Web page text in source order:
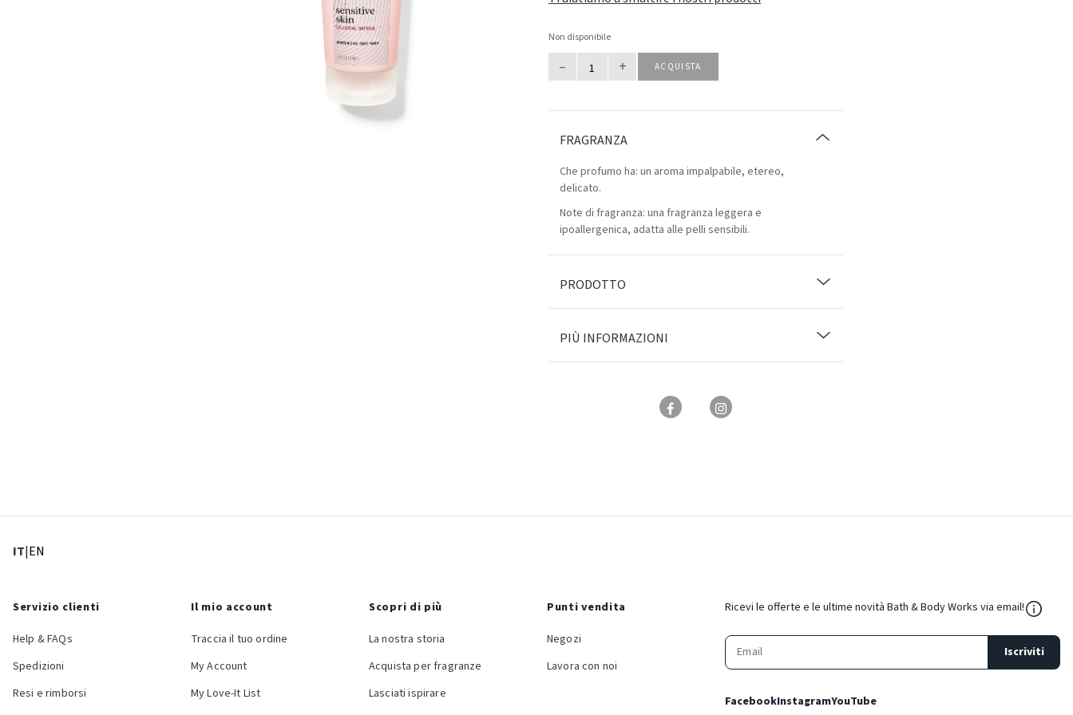
Non disponibile
– + ACQUISTA
FRAGRANZA
Che profumo ha: un aroma impalpabile, etereo,
delicato.
Note di fragranza: una fragranza leggera e
ipoallergenica, adatta alle pelli sensibili.
PRODOTTO
PIÙ INFORMAZIONI
IT: Lingua corrente
|EN
Servizio clienti
Help & FAQs
Spedizioni
Resi e rimborsi
Il mio account
Traccia il tuo ordine
My Account
My Love-It List
Scopri di più
La nostra storia
Acquista per fragranze
Lasciati ispirare
Punti vendita
Negozi
Lavora con noi
Ricevi le offerte e le ultime novità Bath & Body Works via email!
Iscriviti
FacebookInstagramYouTube